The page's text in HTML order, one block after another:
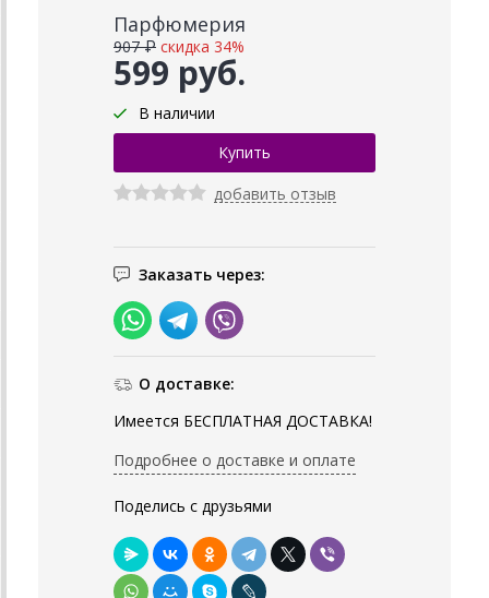
Парфюмерия
599 руб.
907 ₽ скидка 34%
В наличии
добавить отзыв
Заказать через:
О доставке:
Имеется БЕСПЛАТНАЯ ДОСТАВКА!
Подробнее о доставке и оплате
Поделись с друзьями